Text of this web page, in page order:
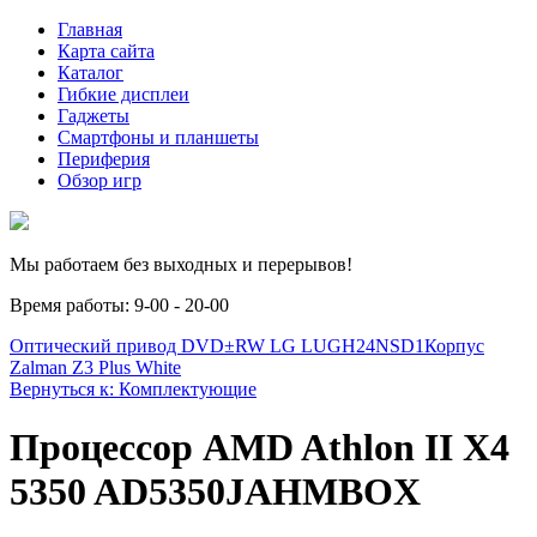
Главная
Карта сайта
Каталог
Гибкие дисплеи
Гаджеты
Смартфоны и планшеты
Периферия
Обзор игр
Мы работаем без выходных и перерывов!
Время работы: 9-00 - 20-00
Оптический привод DVD±RW LG LUGH24NSD1Корпус
Zalman Z3 Plus White
Вернуться к: Комплектующие
Процессор AMD Athlon II X4
5350 AD5350JAHMBOX